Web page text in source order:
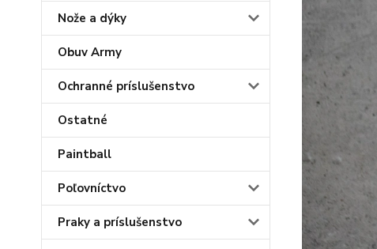
Nože a dýky
Obuv Army
Ochranné príslušenstvo
Ostatné
Paintball
Poľovníctvo
Praky a príslušenstvo